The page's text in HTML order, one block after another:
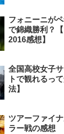
フォニーニが
で錦織勝利？
2016感想】
全国高校女子
トで観れるっ
法】
ツアーファイ
ラー戦の感想